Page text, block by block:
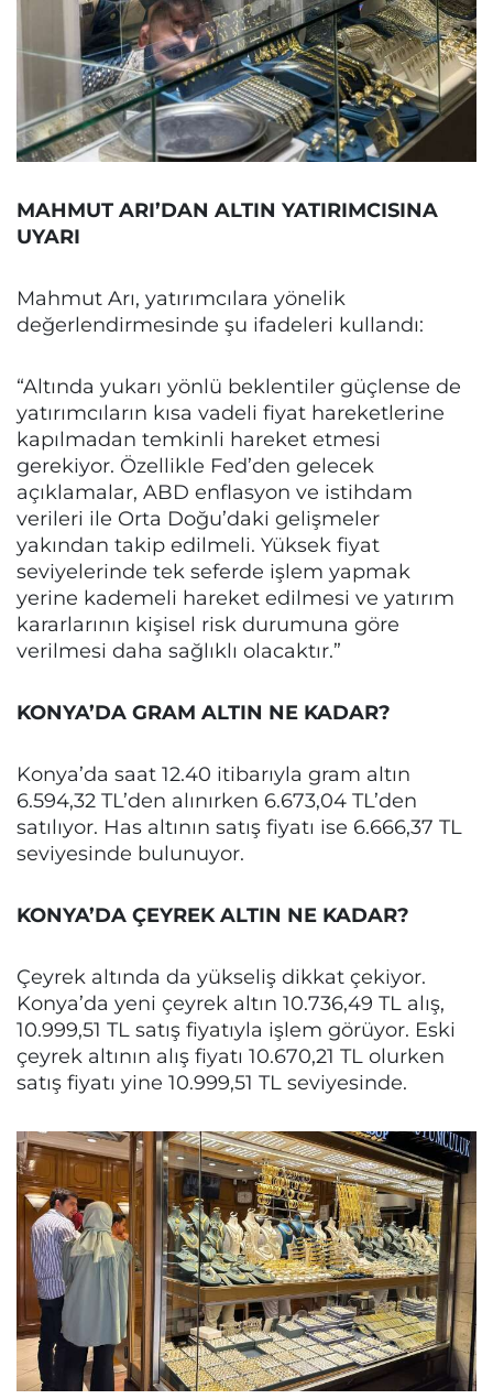
MAHMUT ARI’DAN ALTIN YATIRIMCISINA
UYARI
Mahmut Arı, yatırımcılara yönelik
değerlendirmesinde şu ifadeleri kullandı:
“Altında yukarı yönlü beklentiler güçlense de
yatırımcıların kısa vadeli fiyat hareketlerine
kapılmadan temkinli hareket etmesi
gerekiyor. Özellikle Fed’den gelecek
açıklamalar, ABD enflasyon ve istihdam
verileri ile Orta Doğu’daki gelişmeler
yakından takip edilmeli. Yüksek fiyat
seviyelerinde tek seferde işlem yapmak
yerine kademeli hareket edilmesi ve yatırım
kararlarının kişisel risk durumuna göre
verilmesi daha sağlıklı olacaktır.”
KONYA’DA GRAM ALTIN NE KADAR?
Konya’da saat 12.40 itibarıyla gram altın
6.594,32 TL’den alınırken 6.673,04 TL’den
satılıyor. Has altının satış fiyatı ise 6.666,37 TL
seviyesinde bulunuyor.
KONYA’DA ÇEYREK ALTIN NE KADAR?
Çeyrek altında da yükseliş dikkat çekiyor.
Konya’da yeni çeyrek altın 10.736,49 TL alış,
10.999,51 TL satış fiyatıyla işlem görüyor. Eski
çeyrek altının alış fiyatı 10.670,21 TL olurken
satış fiyatı yine 10.999,51 TL seviyesinde.